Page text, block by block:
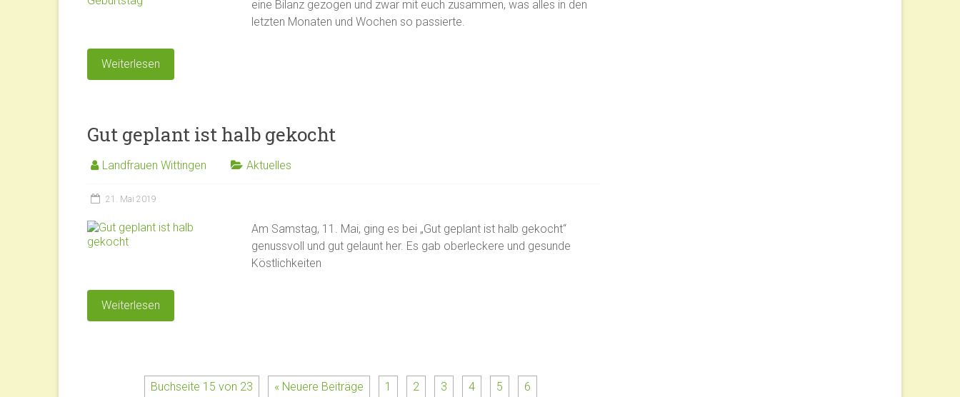
eine Bilanz gezogen und zwar mit euch zusammen, was alles in den
letzten Monaten und Wochen so passierte.
Weiterlesen
Gut geplant ist halb gekocht
Landfrauen Wittingen Aktuelles
21. Mai 2019
Am Samstag, 11. Mai, ging es bei „Gut geplant ist halb gekocht“
genussvoll und gut gelaunt her. Es gab oberleckere und gesunde
Köstlichkeiten
Weiterlesen
Buchseite 15 von 23 « Neuere Beiträge 1 2 3 4 5 6